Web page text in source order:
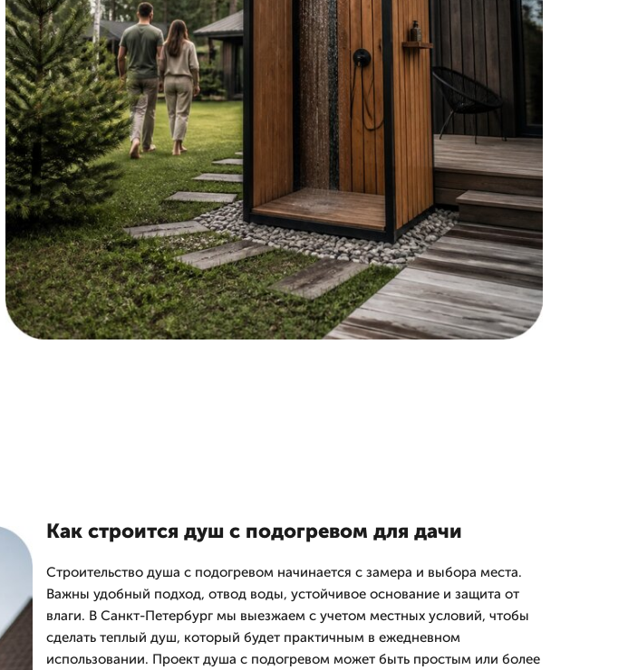
Как строится душ с подогревом для дачи
Строительство душа с подогревом начинается с замера и выбора места.
Важны удобный подход, отвод воды, устойчивое основание и защита от
влаги. В Санкт-Петербург мы выезжаем с учетом местных условий, чтобы
сделать теплый душ, который будет практичным в ежедневном
использовании. Проект душа с подогревом может быть простым или более